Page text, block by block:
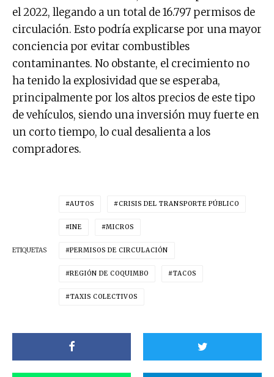
el 2022, llegando a un total de 16.797 permisos de
circulación. Esto podría explicarse por una mayor
conciencia por evitar combustibles
contaminantes. No obstante, el crecimiento no
ha tenido la explosividad que se esperaba,
principalmente por los altos precios de este tipo
de vehículos, siendo una inversión muy fuerte en
un corto tiempo, lo cual desalienta a los
compradores.
ETIQUETAS
AUTOS CRISIS DEL TRANSPORTE PÚBLICO
INE MICROS
PERMISOS DE CIRCULACIÓN
REGIÓN DE COQUIMBO TACOS
TAXIS COLECTIVOS